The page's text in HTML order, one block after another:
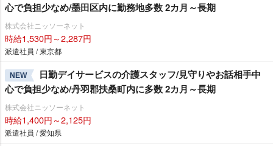
心で負担少なめ/墨田区内に勤務地多数 2カ月～長期
株式会社ニッソーネット
時給1,530円～2,287円
派遣社員 / 東京都
NEW
日勤デイサービスの介護スタッフ/見守りやお話相手中
心で負担少なめ/丹羽郡扶桑町内に多数 2カ月～長期
株式会社ニッソーネット
時給1,400円～2,125円
派遣社員 / 愛知県